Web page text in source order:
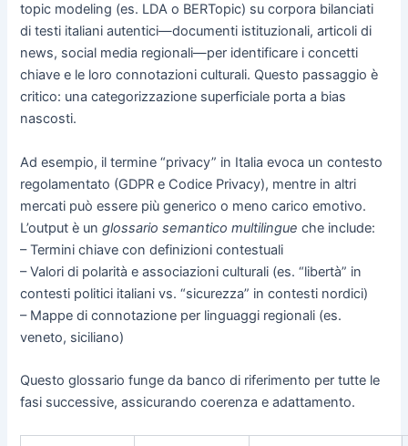
topic modeling (es. LDA o BERTopic) su corpora bilanciati
di testi italiani autentici—documenti istituzionali, articoli di
news, social media regionali—per identificare i concetti
chiave e le loro connotazioni culturali. Questo passaggio è
critico: una categorizzazione superficiale porta a bias
nascosti.
Ad esempio, il termine “privacy” in Italia evoca un contesto
regolamentato (GDPR e Codice Privacy), mentre in altri
mercati può essere più generico o meno carico emotivo.
L’output è unglossario semantico multilingue che include:
– Termini chiave con definizioni contestuali
– Valori di polarità e associazioni culturali (es. “libertà” in
contesti politici italiani vs. “sicurezza” in contesti nordici)
– Mappe di connotazione per linguaggi regionali (es.
veneto, siciliano)
Questo glossario funge da banco di riferimento per tutte le
fasi successive, assicurando coerenza e adattamento.